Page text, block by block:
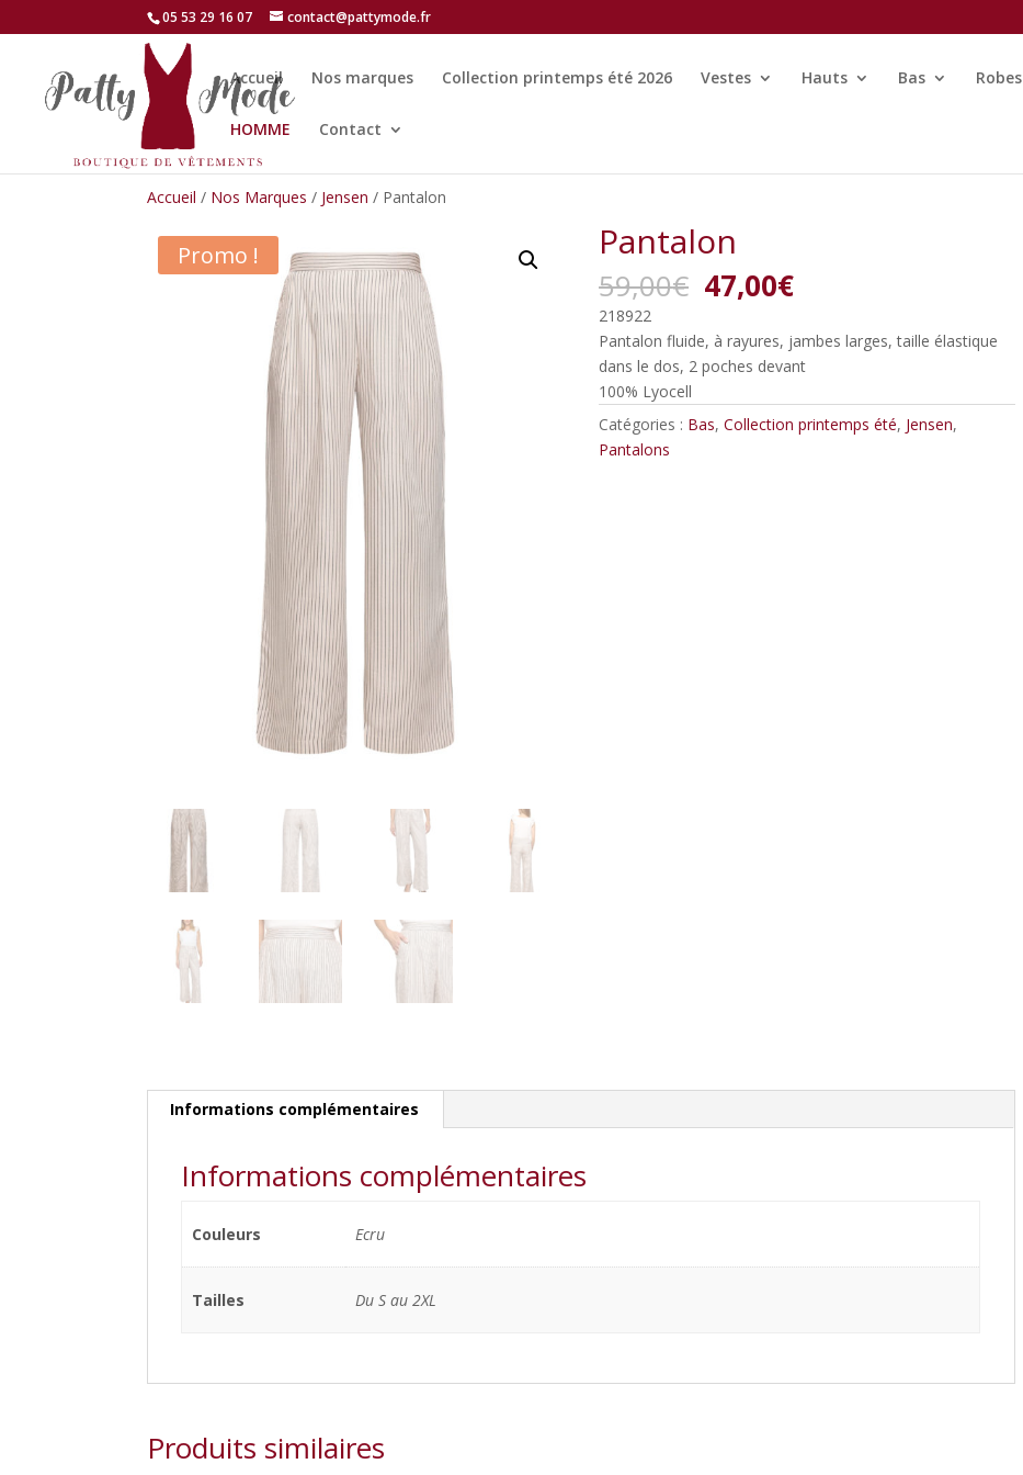
05 53 29 16 07 contact@pattymode.fr
Accueil Nos marques Collection printemps été 2026 Vestes Hauts Bas Robes
HOMME Contact
Accueil / Nos Marques / Jensen / Pantalon
Promo ! Pantalon
59,00€ Le
prix
initial
était :
59,00€.
47,00€Le
actuel
est :
47,00€.
218922
Pantalon fluide, à rayures, jambes larges, taille élastique
dans le dos, 2 poches devant
100% Lyocell
Catégories : Bas,Collection printemps été, Jensen,
Pantalons
Informations complémentaires
Informations complémentaires
Couleurs Ecru
Tailles Du S au 2XL
Produits similaires